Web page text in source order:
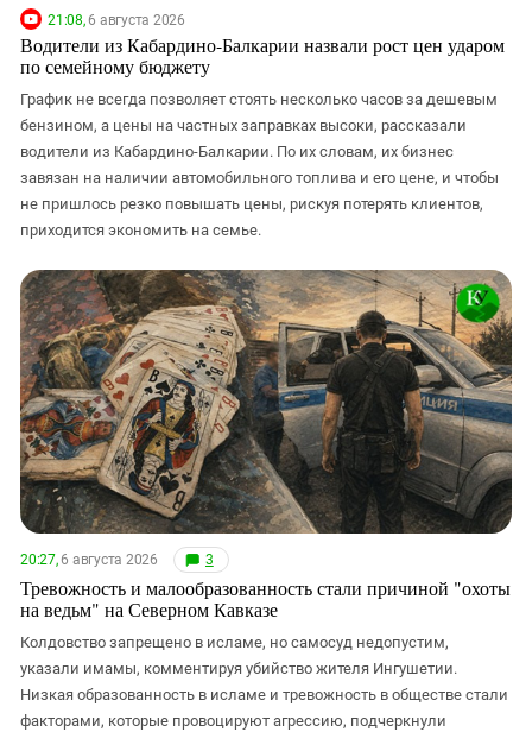
21:08,6 августа 2026
Водители из Кабардино-Балкарии назвали рост цен ударом
по семейному бюджету
График не всегда позволяет стоять несколько часов за дешевым
бензином, а цены на частных заправках высоки, рассказали
водители из Кабардино-Балкарии. По их словам, их бизнес
завязан на наличии автомобильного топлива и его цене, и чтобы
не пришлось резко повышать цены, рискуя потерять клиентов,
приходится экономить на семье.
20:27,6 августа 2026 3
Тревожность и малообразованность стали причиной "охоты
на ведьм" на Северном Кавказе
Колдовство запрещено в исламе, но самосуд недопустим,
указали имамы, комментируя убийство жителя Ингушетии.
Низкая образованность в исламе и тревожность в обществе стали
факторами, которые провоцируют агрессию, подчеркнули